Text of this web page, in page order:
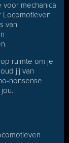
voor mechanica
Locomotieven
van
ruimte om je
jij van
nonsense